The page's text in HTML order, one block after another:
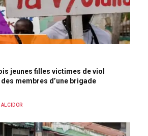
jeunes filles victimes de viol
membres d’une brigade